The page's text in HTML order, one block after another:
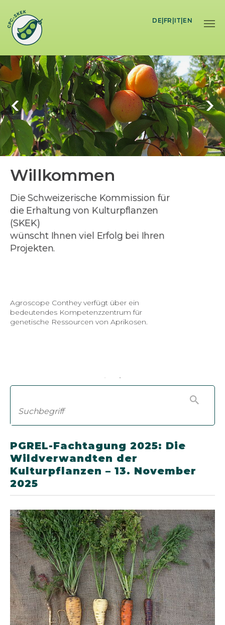
DE| FR IT EN
Willkommen
BEI DER SCHWEIZERISCHEN
KOMMISSION FÜR DIE ERHALTUNG VON
KULTURPFLANZEN (SKEK)
Die Erbse von Fully, unser allererstes
Erhaltungsprojekt, ist zum Emblem unseres Logos
geworden (Foto: Sibyl Rometsch).
PGREL-Fachtagung 2025: Die
Wildverwandten der
Kulturpflanzen – 13. November
2025
Show larger version